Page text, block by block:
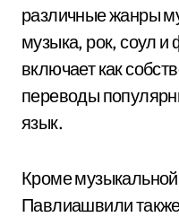
различные жанры
музыка, рок, соул и
включает как
переводы
язык.
Кроме
Павлиашвили